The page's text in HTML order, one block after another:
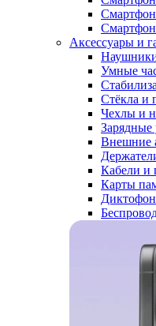
Аксессуары и
Умные
Стёкла и
Чехлы и
Зарядные
Внешние
Кабели и
Карты